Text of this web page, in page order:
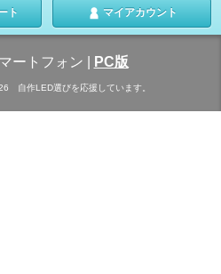
ト マイアカウント
ートフォン PC版
自作LED選びを応援しています。